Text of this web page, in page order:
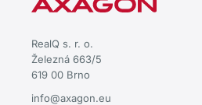
RealQ s. r. o.
Železná 663/5
619 00 Brno
info@axagon.eu